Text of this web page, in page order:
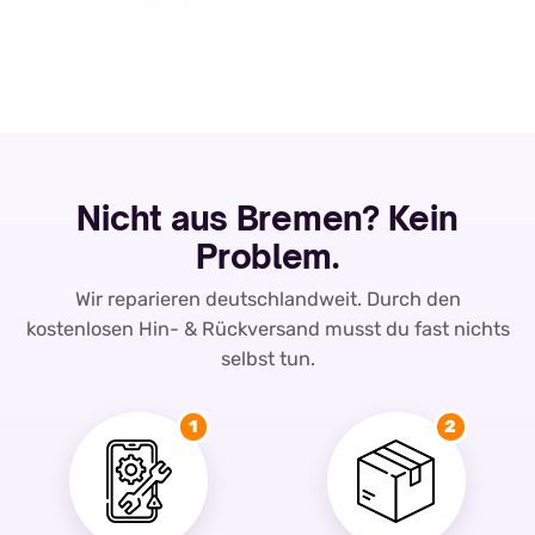
Nicht aus Bremen? Kein
Problem.
Wir reparieren deutschlandweit. Durch den
kostenlosen Hin- & Rückversand musst du fast nichts
selbst tun.
1 2